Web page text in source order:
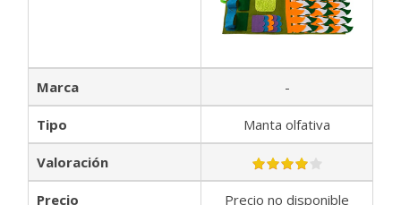
Marca -
Tipo Manta olfativa
Valoración
Precio Precio no disponible